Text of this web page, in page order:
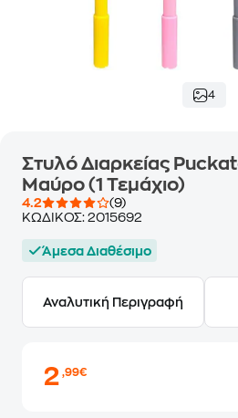
4
Στυλό Διαρκείας
Μαύρο (1 Τεμάχιο)
4.2
(9)
ΚΩΔΙΚΟΣ: 2015692
Άμεσα Διαθέσιμο
Αναλυτική Περιγραφή
2,99€